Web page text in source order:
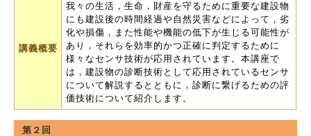
講義概要
我々の生活，生命，財産を守るために重要な建設物
にも建設後の時間経過や自然災害などによって，劣
化や損傷，また性能や機能の低下が生じる可能性が
あり，それらを効率的かつ正確に判定するために
様々なセンサ技術が応用されています。本講座で
は，建設物の診断技術として応用されているセンサ
について解説するとともに，診断に繋げるための評
価技術について紹介します。
第２回